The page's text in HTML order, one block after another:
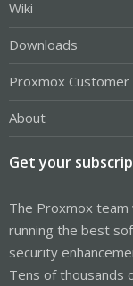
Wiki
Downloads
Proxmox Customer
About
Get your
The Proxmox
running the best
security
Tens of thousands